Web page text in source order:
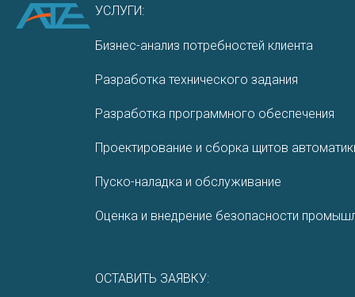
УСЛУГИ:
Бизнес-анализ потребностей клиента
Разработка технического задания
Разработ­ка програм­много обеспе­чения
Проектирование и сборка щитов
Пуско-наладка и обслуживание
Оценка и внедрение безопасности
ОСТАВИТЬ ЗАЯВКУ: